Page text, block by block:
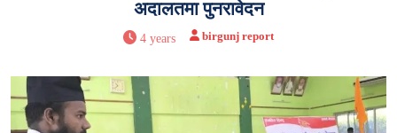
अदालतमा पुनरावेदन
4 years birgunj report